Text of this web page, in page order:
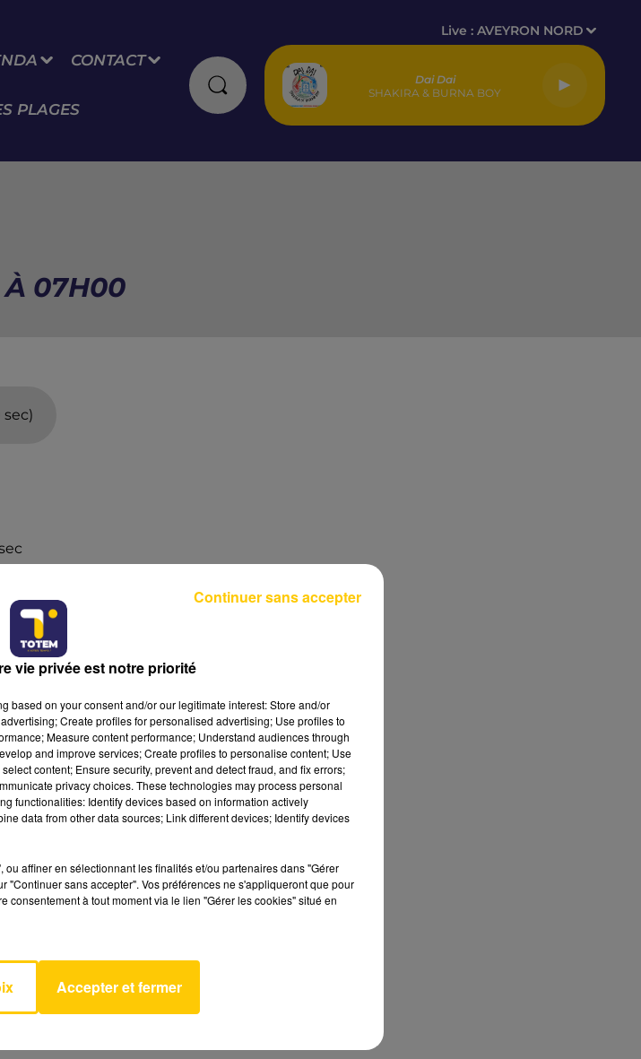
CONTACT
PLAGES
Live :AVEYRON NORD
Dai Dai
SHAKIRA & BURNA BOY
À 07H00
à Tulle, Brive, dans le
avec les reportages de
vie privée est notre priorité
based on your consent and/or our legitimate interest: Store and/or
Create profiles for personalised advertising; Use profiles to
Measure content performance; Understand audiences through
and improve services; Create profiles to personalise content; Use
content; Ensure security, prevent and detect fraud, and fix errors;
privacy choices. These technologies may process personal
functionalities: Identify devices based on information actively
data from other data sources; Link different devices; Identify devices
affiner en sélectionnant les finalités et/ou partenaires dans "Gérer
"Continuer sans accepter". Vos préférences ne s'appliqueront que pour
consentement à tout moment via le lien "Gérer les cookies" situé en
Accepter et fermer
Continuer sans accepter